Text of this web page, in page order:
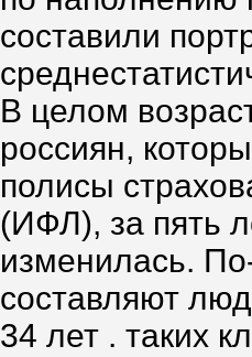
составили
В целом
россиян,
полисы
(ИФЛ), за пять
изменилась.
составляют
34 лет . таких